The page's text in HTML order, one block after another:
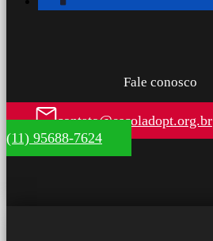
Fale conosco
contato@escoladopt.org.br
(11) 95688-7624